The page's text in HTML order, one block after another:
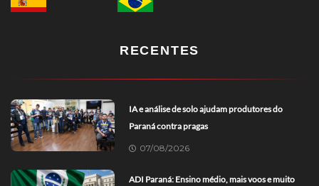
RECENTES
IA e análise de solo ajudam produtores do
Paraná contra pragas
07/08/2026
ADI Paraná: Ensino médio, mais voos e muito